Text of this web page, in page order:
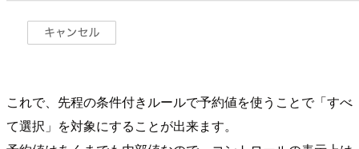
これで、先程の条件付きルールで予約値を使うことで「すべ
て選択」を対象にすることが出来ます。